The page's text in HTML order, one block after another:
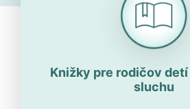
Knižky pre rodičov
sluchu